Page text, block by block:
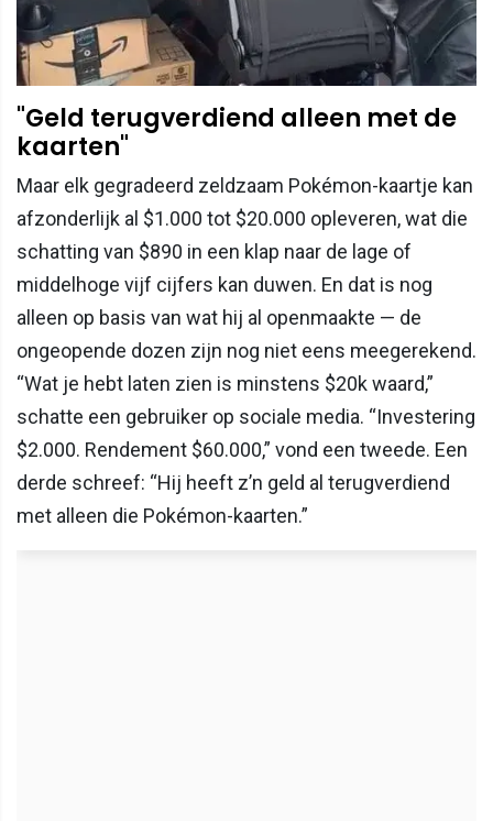
"Geld terugverdiend alleen met de
kaarten"
Maar elk gegradeerd zeldzaam Pokémon-kaartje kan
afzonderlijk al $1.000 tot $20.000 opleveren, wat die
schatting van $890 in een klap naar de lage of
middelhoge vijf cijfers kan duwen. En dat is nog
alleen op basis van wat hij al openmaakte — de
ongeopende dozen zijn nog niet eens meegerekend.
“Wat je hebt laten zien is minstens $20k waard,”
schatte een gebruiker op sociale media. “Investering
$2.000. Rendement $60.000,” vond een tweede. Een
derde schreef: “Hij heeft z’n geld al terugverdiend
met alleen die Pokémon-kaarten.”